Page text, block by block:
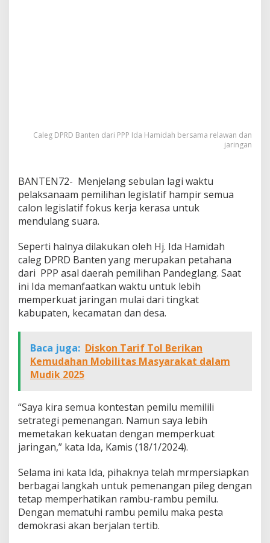
Caleg DPRD Banten dari PPP Ida Hamidah bersama relawan dan
jaringan
BANTEN72- Menjelang sebulan lagi waktu
pelaksanaam pemilihan legislatif hampir semua
calon legislatif fokus kerja kerasa untuk
mendulang suara.
Seperti halnya dilakukan oleh Hj. Ida Hamidah
caleg DPRD Banten yang merupakan petahana
dari PPP asal daerah pemilihan Pandeglang. Saat
ini Ida memanfaatkan waktu untuk lebih
memperkuat jaringan mulai dari tingkat
kabupaten, kecamatan dan desa.
Baca juga: Diskon Tarif Tol Berikan
Kemudahan Mobilitas Masyarakat dalam
Mudik 2025
“Saya kira semua kontestan pemilu memilili
setrategi pemenangan. Namun saya lebih
memetakan kekuatan dengan memperkuat
jaringan,” kata Ida, Kamis (18/1/2024).
Selama ini kata Ida, pihaknya telah mrmpersiapkan
berbagai langkah untuk pemenangan pileg dengan
tetap memperhatikan rambu-rambu pemilu.
Dengan mematuhi rambu pemilu maka pesta
demokrasi akan berjalan tertib.